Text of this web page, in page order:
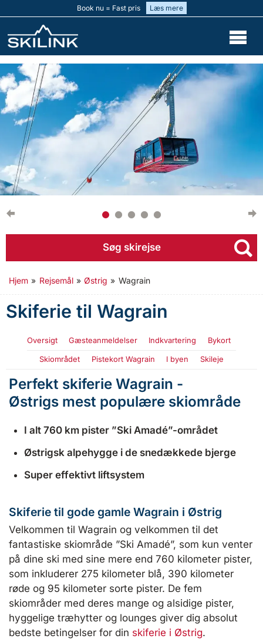
Book nu = Fast pris Læs mere
Søg skirejse
Hjem » Rejsemål » Østrig » Wagrain
Skiferie til Wagrain
Oversigt Gæsteanmeldelser Indkvartering
Bykort
Skiområdet
Pistekort Wagrain I byen Skileje
Perfekt skiferie Wagrain -
Østrigs mest populære skiområde
I alt 760 km pister ”Ski Amadé”-området
Østrigsk alpehygge i de snedækkede bjerge
Super effektivt liftsystem
Skiferie til gode gamle Wagrain i Østrig
Velkommen til Wagrain og velkommen til det
fantastiske skiområde ”Ski Amadé”, som kun venter
på dine ski med sine mere end 760 kilometer pister,
som inkluderer 275 kilometer blå, 390 kilometer
røde og 95 kilometer sorte pister. De fem
skiområder med deres mange og alsidige pister,
hyggelige træhytter og lounges giver dig absolut
bedste betingelser for din skiferie i Østrig.